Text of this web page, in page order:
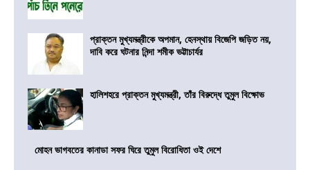
প্রাক্তন মুখ্যমন্ত্রীকে অপমান, হেনস্থায় বিজেপি জড়িত নয়,
দাবি করে ঘটনার নিন্দা শমীক ভট্টাচার্যর
হালিশহরে প্রাক্তন মুখ্যমন্ত্রী, তাঁর বিরুদ্ধে তুমুল বিক্ষোভ
মোহন ভাগবতের কানাডা সফর ঘিরে তুমুল বিরোধিতা ওই দেশে